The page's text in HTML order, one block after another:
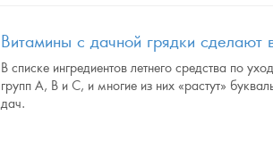
Витамины с дачной грядки сделают
В списке ингредиентов летнего средства по
групп А, В и С, и многие из них «растут»
дач.